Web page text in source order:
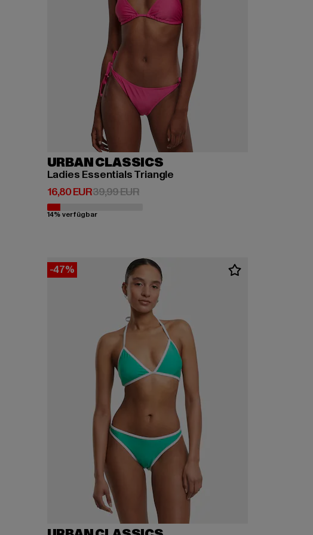
URBAN CLASSICS
Ladies Essentials Triangle
16,80 EUR
Derzeitiger Preis: 16,80 EUR
39,99 EURAktionspreis: 39,99 EUR
14% verfügbar
-47%